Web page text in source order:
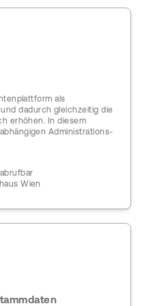
als
dadurch gleichzeitig die
erhöhen. In diesem
Administrations-
Wien